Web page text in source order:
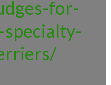
for-